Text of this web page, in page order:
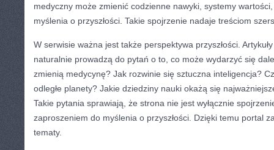
medyczny może zmienić codzienne nawyki, systemy
myślenia o przyszłości. Takie spojrzenie nadaje treściom
W serwisie ważna jest także perspektywa przyszłości.
naturalnie prowadzą do pytań o to, co może wydarzyć się
zmienią medycynę? Jak rozwinie się sztuczna inteligencja?
odległe planety? Jakie dziedziny nauki okażą się
Takie pytania sprawiają, że strona nie jest wyłącznie
zaproszeniem do myślenia o przyszłości. Dzięki temu portal
tematy.